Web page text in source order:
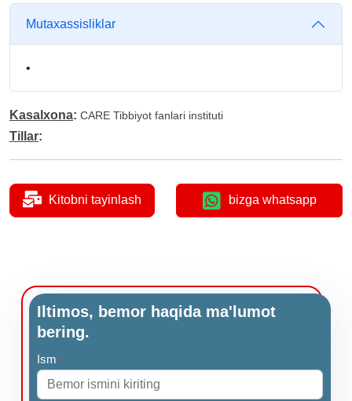
Mutaxassisliklar
•
Kasalxona: CARE Tibbiyot fanlari instituti
Tillar:
Kitobni tayinlash bizga whatsapp
Iltimos, bemor haqida ma'lumot
bering.
Ism*